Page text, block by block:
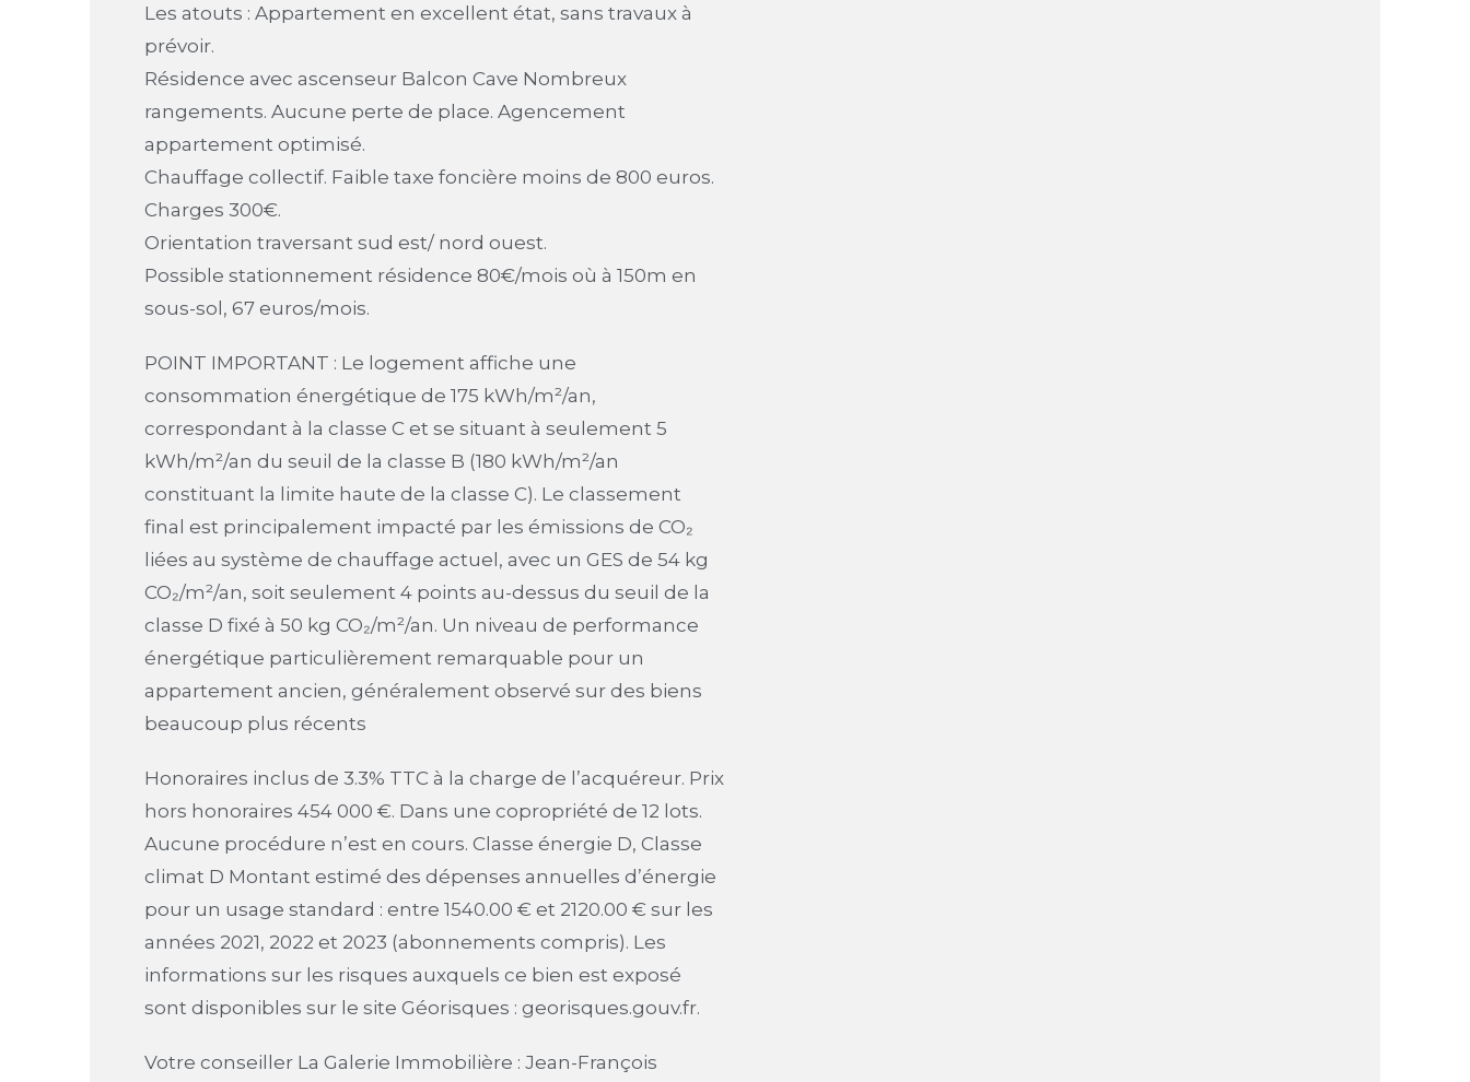
Les atouts : Appartement en excellent état, sans travaux à
prévoir.
Résidence avec ascenseur Balcon Cave Nombreux
rangements. Aucune perte de place. Agencement
appartement optimisé.
Chauffage collectif. Faible taxe foncière moins de 800 euros.
Charges 300€.
Orientation traversant sud est/ nord ouest.
Possible stationnement résidence 80€/mois où à 150m en
sous-sol, 67 euros/mois.
POINT IMPORTANT : Le logement affiche une
consommation énergétique de 175 kWh/m²/an,
correspondant à la classe C et se situant à seulement 5
kWh/m²/an du seuil de la classe B (180 kWh/m²/an
constituant la limite haute de la classe C). Le classement
final est principalement impacté par les émissions de CO₂
liées au système de chauffage actuel, avec un GES de 54 kg
CO₂/m²/an, soit seulement 4 points au-dessus du seuil de la
classe D fixé à 50 kg CO₂/m²/an. Un niveau de performance
énergétique particulièrement remarquable pour un
appartement ancien, généralement observé sur des biens
beaucoup plus récents
Honoraires inclus de 3.3% TTC à la charge de l’acquéreur. Prix
hors honoraires 454 000 €. Dans une copropriété de 12 lots.
Aucune procédure n’est en cours. Classe énergie D, Classe
climat D Montant estimé des dépenses annuelles d’énergie
pour un usage standard : entre 1540.00 € et 2120.00 € sur les
années 2021, 2022 et 2023 (abonnements compris). Les
informations sur les risques auxquels ce bien est exposé
sont disponibles sur le site Géorisques : georisques.gouv.fr.
Votre conseiller La Galerie Immobilière : Jean-François